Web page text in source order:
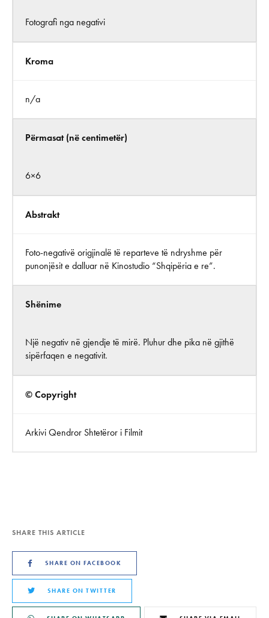
Fotografi nga negativi
Kroma
n/a
Përmasat (në centimetër)
6×6
Abstrakt
Foto-negativë origjinalë të reparteve të ndryshme për
punonjësit e dalluar në Kinostudio “Shqipëria e re”.
Shënime
Një negativ në gjendje të mirë. Pluhur dhe pika në gjithë
sipërfaqen e negativit.
© Copyright
Arkivi Qendror Shtetëror i Filmit
SHARE THIS ARTICLE
SHARE ON FACEBOOK
SHARE ON TWITTER